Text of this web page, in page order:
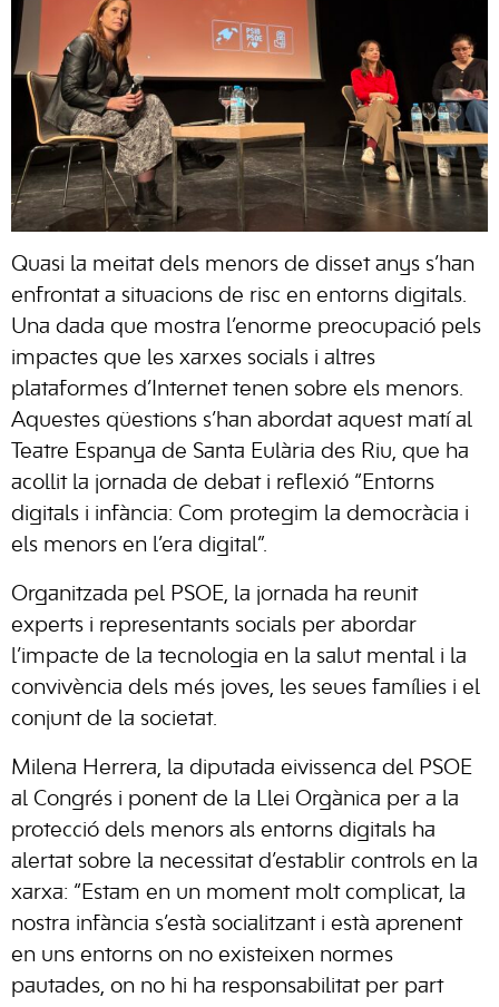
Quasi la meitat dels menors de disset anys s’han
enfrontat a situacions de risc en entorns digitals.
Una dada que mostra l’enorme preocupació pels
impactes que les xarxes socials i altres
plataformes d’Internet tenen sobre els menors.
Aquestes qüestions s’han abordat aquest matí al
Teatre Espanya de Santa Eulària des Riu, que ha
acollit la jornada de debat i reflexió “Entorns
digitals i infància: Com protegim la democràcia i
els menors en l’era digital”.
Organitzada pel PSOE, la jornada ha reunit
experts i representants socials per abordar
l’impacte de la tecnologia en la salut mental i la
convivència dels més joves, les seues famílies i el
conjunt de la societat.
Milena Herrera, la diputada eivissenca del PSOE
al Congrés i ponent de la Llei Orgànica per a la
protecció dels menors als entorns digitals ha
alertat sobre la necessitat d’establir controls en la
xarxa: “Estam en un moment molt complicat, la
nostra infància s’està socialitzant i està aprenent
en uns entorns on no existeixen normes
pautades, on no hi ha responsabilitat per part